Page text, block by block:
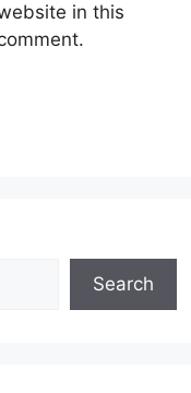
in this
Search